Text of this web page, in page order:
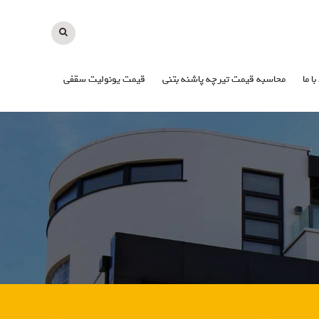
ما محاسبه قیمت تیرچه پاشنه بتنی قیمت یونولیت سقفی